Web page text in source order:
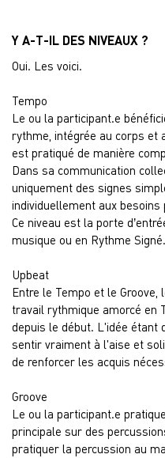
Y A-T-IL DES NIVEAUX ?
Oui. Les voici.
Tempo
Le ou la participant.e
rythme, intégrée au corps et
est pratiqué de manière
Dans sa communication
uniquement des signes
individuellement aux besoins
Ce niveau est la porte
musique ou en Rythme Signé.
Upbeat
Entre le Tempo et le
travail rythmique amorcé en
depuis le début. L'idée étant
sentir vraiment à l'aise et
de renforcer les acquis
Groove
Le ou la participant.e
principale sur des
pratiquer la percussion au